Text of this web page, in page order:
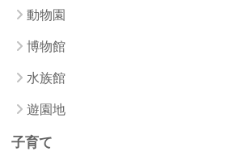
動物園
博物館
水族館
遊園地
子育て